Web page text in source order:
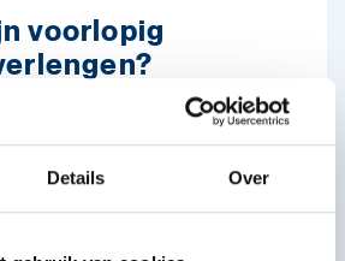
Details Over
voorlopig
voorlopig rijbewijs M18
geldig) 1 keer